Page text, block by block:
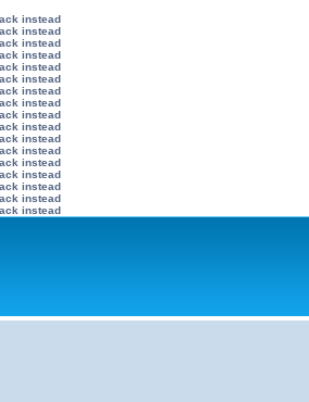
instead
instead
instead
instead
instead
instead
instead
instead
instead
instead
instead
instead
instead
instead
instead
instead
instead